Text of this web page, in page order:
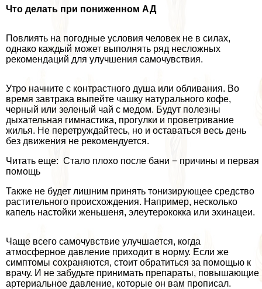
Что делать при пониженном АД
Повлиять на погодные условия человек не в силах,
однако каждый может выполнять ряд несложных
рекомендаций для улучшения самочувствия.
Утро начните с контрастного душа или обливания. Во
время завтpaка выпейте чашку натурального кофе,
черный или зеленый чай с медом. Будут полезны
дыхательная гимнастика, прогулки и проветривание
жилья. Не перетруждайтесь, но и оставаться весь день
без движения не рекомендуется.
Читать еще: Стало плохо после бани − причины и первая
помощь
Также не будет лишним принять тонизирующее средство
растительного происхождения. Например, несколько
капель настойки женьшеня, элеутерококка или эхинацеи.
Чаще всего самочувствие улучшается, когда
атмосферное давление приходит в норму. Если же
симптомы сохраняются, стоит обратиться за помощью к
врачу. И не забудьте принимать препараты, повышающие
артериальное давление, которые он вам прописал.